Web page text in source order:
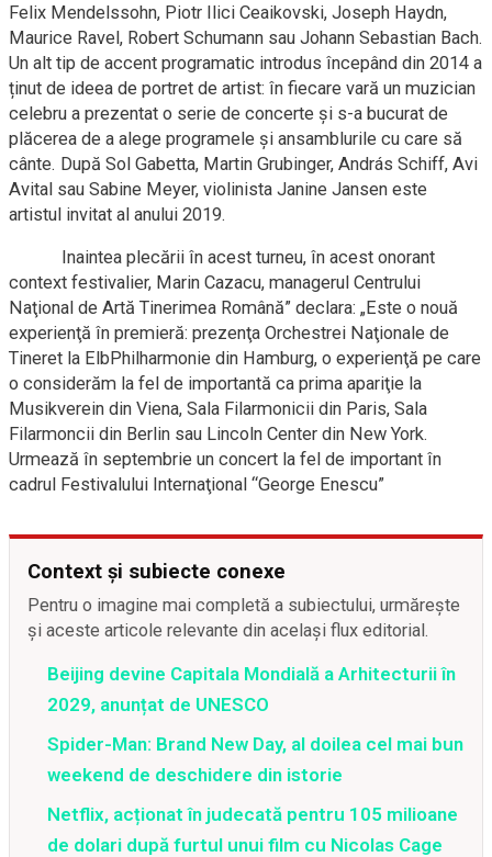
Felix Mendelssohn, Piotr Ilici Ceaikovski, Joseph Haydn,
Maurice Ravel, Robert Schumann sau Johann Sebastian Bach.
Un alt tip de accent programatic introdus începând din 2014 a
ținut de ideea de portret de artist: în fiecare vară un muzician
celebru a prezentat o serie de concerte și s-a bucurat de
plăcerea de a alege programele și ansamblurile cu care să
cânte. După Sol Gabetta, Martin Grubinger, András Schiff, Avi
Avital sau Sabine Meyer, violinista Janine Jansen este
artistul invitat al anului 2019.
Inaintea plecării în acest turneu, în acest onorant
context festivalier, Marin Cazacu, managerul Centrului
Naţional de Artă Tinerimea Română” declara: „Este o nouă
experienţă în premieră: prezenţa Orchestrei Naţionale de
Tineret la ElbPhilharmonie din Hamburg, o experienţă pe care
o considerăm la fel de importantă ca prima apariţie la
Musikverein din Viena, Sala Filarmonicii din Paris, Sala
Filarmoncii din Berlin sau Lincoln Center din New York.
Urmează în septembrie un concert la fel de important în
cadrul Festivalului Internaţional “George Enescu”
Context și subiecte conexe
Pentru o imagine mai completă a subiectului, urmărește
și aceste articole relevante din același flux editorial.
Beijing devine Capitala Mondială a Arhitecturii în
2029, anunțat de UNESCO
Spider-Man: Brand New Day, al doilea cel mai bun
weekend de deschidere din istorie
Netflix, acționat în judecată pentru 105 milioane
de dolari după furtul unui film cu Nicolas Cage